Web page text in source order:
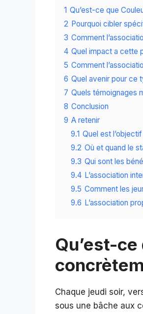
1 Qu’est-ce que
2 Pourquoi cibler
3 Comment
4 Quel impact a cette
5 Comment
6 Quel avenir pour ce
7 Quels témoignages
8 Conclusion
9 A retenir
9.1 Quel est
9.2 Où et quand le
9.3 Qui sont les
9.4 L’association
9.5 Comment les
9.6 L’association
Qu’est-
Chaque jeudi soir,
sous une bâche aux